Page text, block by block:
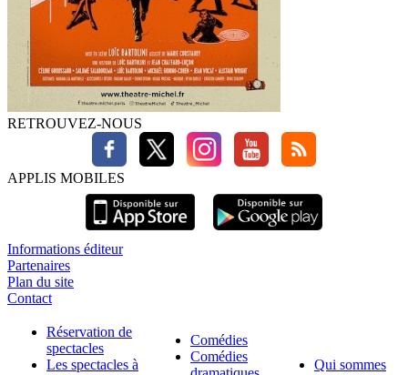
RETROUVEZ-NOUS
APPLIS MOBILES
Informations éditeur
Partenaires
Plan du site
Contact
Réservation de
spectacles
Les spectacles à
Comédies
Comédies
Qui sommes